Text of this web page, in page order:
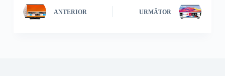
ANTERIOR URMĂTOR